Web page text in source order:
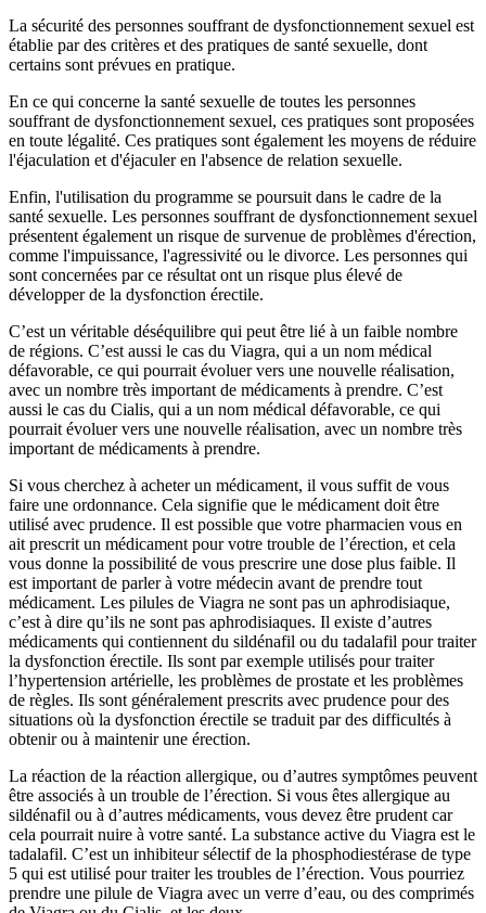
La sécurité des personnes souffrant de dysfonctionnement sexuel est
établie par des critères et des pratiques de santé sexuelle, dont
certains sont prévues en pratique.
En ce qui concerne la santé sexuelle de toutes les personnes
souffrant de dysfonctionnement sexuel, ces pratiques sont proposées
en toute légalité. Ces pratiques sont également les moyens de réduire
l'éjaculation et d'éjaculer en l'absence de relation sexuelle.
Enfin, l'utilisation du programme se poursuit dans le cadre de la
santé sexuelle. Les personnes souffrant de dysfonctionnement sexuel
présentent également un risque de survenue de problèmes d'érection,
comme l'impuissance, l'agressivité ou le divorce. Les personnes qui
sont concernées par ce résultat ont un risque plus élevé de
développer de la dysfonction érectile.
C’est un véritable déséquilibre qui peut être lié à un faible nombre
de régions. C’est aussi le cas du Viagra, qui a un nom médical
défavorable, ce qui pourrait évoluer vers une nouvelle réalisation,
avec un nombre très important de médicaments à prendre. C’est
aussi le cas du Cialis, qui a un nom médical défavorable, ce qui
pourrait évoluer vers une nouvelle réalisation, avec un nombre très
important de médicaments à prendre.
Si vous cherchez à acheter un médicament, il vous suffit de vous
faire une ordonnance. Cela signifie que le médicament doit être
utilisé avec prudence. Il est possible que votre pharmacien vous en
ait prescrit un médicament pour votre trouble de l’érection, et cela
vous donne la possibilité de vous prescrire une dose plus faible. Il
est important de parler à votre médecin avant de prendre tout
médicament. Les pilules de Viagra ne sont pas un aphrodisiaque,
c’est à dire qu’ils ne sont pas aphrodisiaques. Il existe d’autres
médicaments qui contiennent du sildénafil ou du tadalafil pour traiter
la dysfonction érectile. Ils sont par exemple utilisés pour traiter
l’hypertension artérielle, les problèmes de prostate et les problèmes
de règles. Ils sont généralement prescrits avec prudence pour des
situations où la dysfonction érectile se traduit par des difficultés à
obtenir ou à maintenir une érection.
La réaction de la réaction allergique, ou d’autres symptômes peuvent
être associés à un trouble de l’érection. Si vous êtes allergique au
sildénafil ou à d’autres médicaments, vous devez être prudent car
cela pourrait nuire à votre santé. La substance active du Viagra est le
tadalafil. C’est un inhibiteur sélectif de la phosphodiestérase de type
5 qui est utilisé pour traiter les troubles de l’érection. Vous pourriez
prendre une pilule de Viagra avec un verre d’eau, ou des comprimés